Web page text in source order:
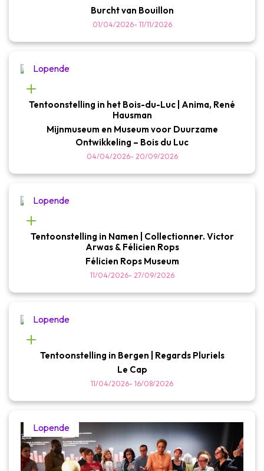
Burcht van Bouillon
01/04/2026- 11/11/2026
Tentoonstelling in het Bois-du-Luc | Anima, René
Hausman
Mijnmuseum en Museum voor Duurzame
Ontwikkeling – Bois du Luc
04/04/2026- 20/09/2026
Lopende
Tentoonstelling in Namen | Collectionner. Victor
Arwas & Félicien Rops
Félicien Rops Museum
11/04/2026- 27/09/2026
Lopende
Tentoonstelling in Bergen | Regards Pluriels
Le Cap
11/04/2026- 16/08/2026
Lopende
Lopende